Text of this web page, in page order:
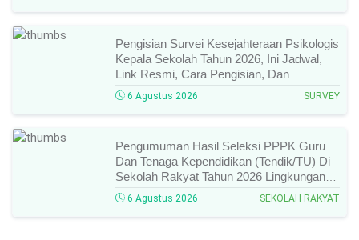
Pengisian Survei Kesejahteraan Psikologis
Kepala Sekolah Tahun 2026, Ini Jadwal,
Link Resmi, Cara Pengisian, Dan
Ketentuan Lengkapnya!
6 Agustus 2026 SURVEY
Pengumuman Hasil Seleksi PPPK Guru
Dan Tenaga Kependidikan (Tendik/TU) Di
Sekolah Rakyat Tahun 2026 Lingkungan
Kementerian Sosial RI, Ini Daftar Nama
Peserta Yang Lolos!
6 Agustus 2026 SEKOLAH RAKYAT